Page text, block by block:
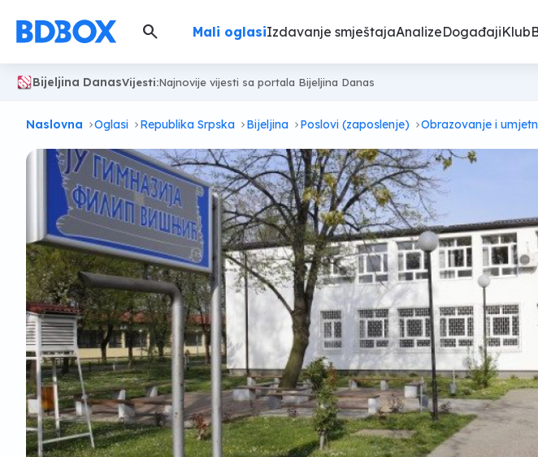
search Mali oglasiIzdavanje smještajaAnalizeDogađajiKlub
Bijeljina DanasVijesti:Najnovije vijesti sa portala Bijeljina Danas
Naslovna Oglasi Republika Srpska Bijeljina Poslovi (zaposlenje) Obrazovanje i